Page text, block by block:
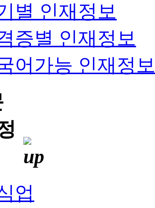
별 인재정보
증별 인재정보
어가능 인재정보
업